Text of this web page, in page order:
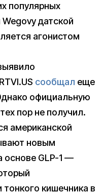
популярных
датской
агонистом
сообщал еще
официальную
пор не получил.
американской
новым
основе GLP-1 —
кишечника в